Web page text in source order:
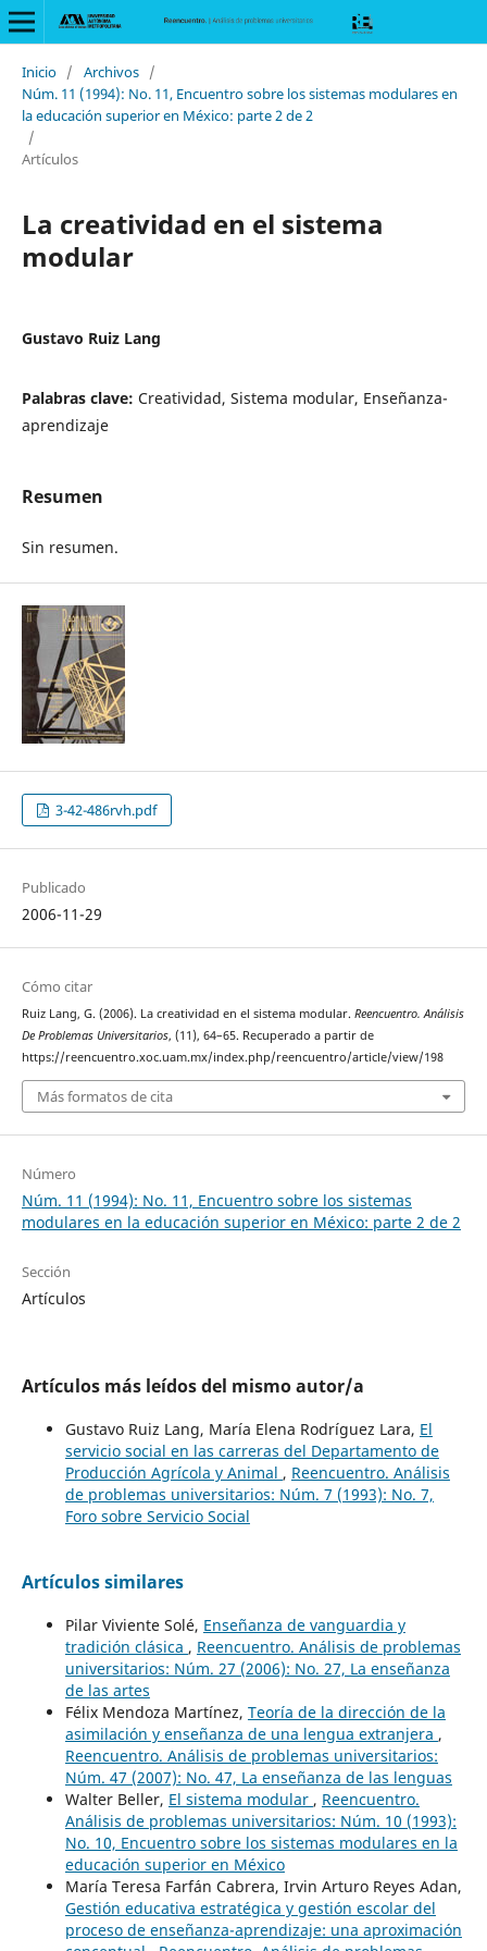
Inicio / Archivos /
Núm. 11 (1994): No. 11, Encuentro sobre los sistemas modulares en
la educación superior en México: parte 2 de 2
/
Artículos
La creatividad en el sistema
modular
Gustavo Ruiz Lang
Palabras clave: Creatividad, Sistema modular, Enseñanza-
aprendizaje
Resumen
Sin resumen.
3-42-486rvh.pdf
Publicado
2006-11-29
Cómo citar
Ruiz Lang, G. (2006). La creatividad en el sistema modular. Reencuentro. Análisis
De Problemas Universitarios, (11), 64–65. Recuperado a partir de
https://reencuentro.xoc.uam.mx/index.php/reencuentro/article/view/198
Más formatos de cita
Número
Núm. 11 (1994): No. 11, Encuentro sobre los sistemas
modulares en la educación superior en México: parte 2 de 2
Sección
Artículos
Artículos más leídos del mismo autor/a
Gustavo Ruiz Lang, María Elena Rodríguez Lara, El
servicio social en las carreras del Departamento de
Producción Agrícola y Animal , Reencuentro. Análisis
de problemas universitarios: Núm. 7 (1993): No. 7,
Foro sobre Servicio Social
Artículos similares
Pilar Viviente Solé, Enseñanza de vanguardia y
tradición clásica , Reencuentro. Análisis de problemas
universitarios: Núm. 27 (2006): No. 27, La enseñanza
de las artes
Félix Mendoza Martínez, Teoría de la dirección de la
asimilación y enseñanza de una lengua extranjera ,
Reencuentro. Análisis de problemas universitarios:
Núm. 47 (2007): No. 47, La enseñanza de las lenguas
Walter Beller, El sistema modular , Reencuentro.
Análisis de problemas universitarios: Núm. 10 (1993):
No. 10, Encuentro sobre los sistemas modulares en la
educación superior en México
María Teresa Farfán Cabrera, Irvin Arturo Reyes Adan,
Gestión educativa estratégica y gestión escolar del
proceso de enseñanza-aprendizaje: una aproximación